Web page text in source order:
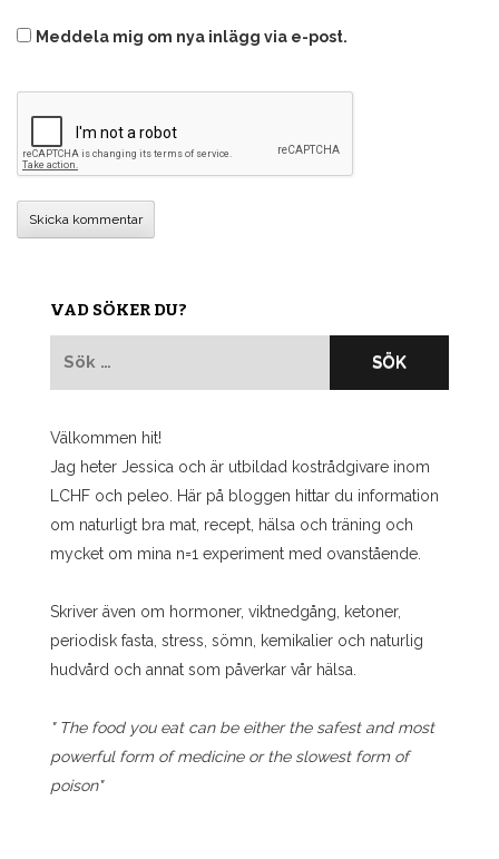
Meddela mig om nya inlägg via e-post.
VAD SÖKER DU?
Välkommen hit!
Jag heter Jessica och är utbildad kostrådgivare inom
LCHF och peleo. Här på bloggen hittar du information
om naturligt bra mat, recept, hälsa och träning och
mycket om mina n=1 experiment med ovanstående.
Skriver även om hormoner, viktnedgång, ketoner,
periodisk fasta, stress, sömn, kemikalier och naturlig
hudvård och annat som påverkar vår hälsa.
" The food you eat can be either the safest and most
powerful form of medicine or the slowest form of
poison"